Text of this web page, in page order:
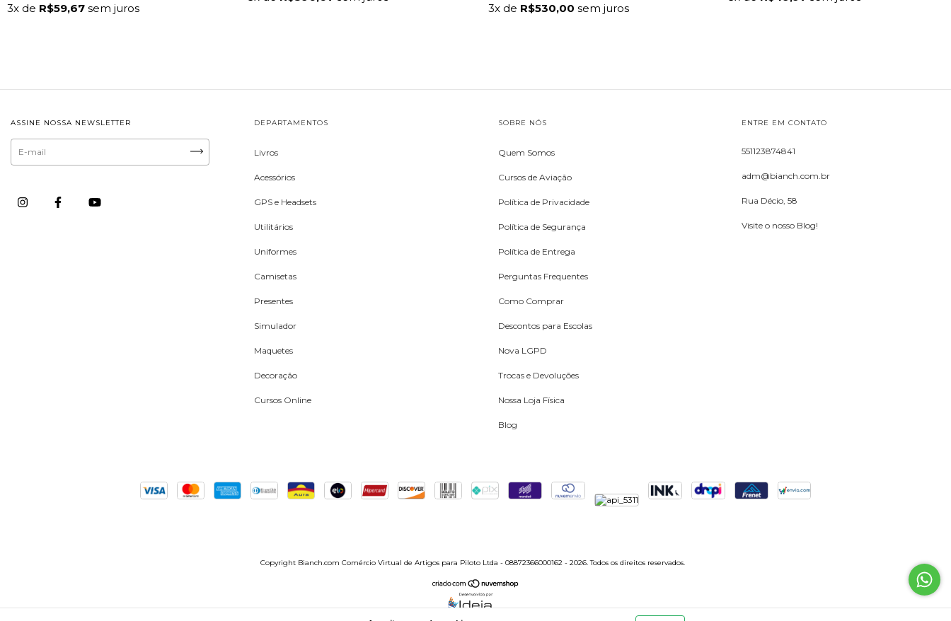
3x de R$59,67 sem juros 3x de R$530,00 sem juros
ASSINE NOSSA NEWSLETTER DEPARTAMENTOS
Livros
Acessórios
GPS e Headsets
Utilitários
Uniformes
Camisetas
Presentes
Simulador
Maquetes
Decoração
Cursos Online
SOBRE NÓS
Quem Somos
Cursos de Aviação
Política de Privacidade
Política de Segurança
Política de Entrega
Perguntas Frequentes
Como Comprar
Descontos para Escolas
Nova LGPD
Trocas e Devoluções
Nossa Loja Física
Blog
ENTRE EM CONTATO
551123874841
adm@bianch.com.br
Rua Décio, 58
Visite o nosso Blog!
Copyright Bianch.com Comércio Virtual de Artigos para Piloto Ltda - 08872366000162 - 2026. Todos os direitos reservados.